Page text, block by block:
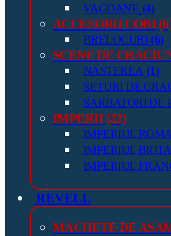
VAGOANE (4)
ACCESORII COBI
BRELOCURI (6)
SCENE DE
NASTEREA (1)
SETURI DE
SARBATORI DE
IMPERII (22)
IMPERIUL
IMPERIUL
IMPERIUL
REVELL
MACHETE DE